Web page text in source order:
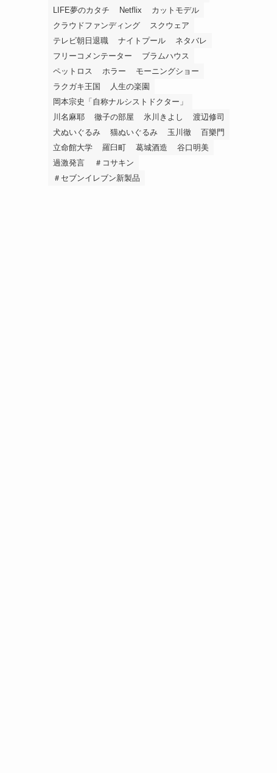
LIFE夢のカタチ
Netflix
カットモデル
クラウドファンディング
スクウェア
テレビ朝日退職
ナイトプール
ネタバレ
フリーコメンテーター
ブラムハウス
ペットロス
ホラー
モーニングショー
ラクガキ王国
人生の楽園
岡本宗史「自称ナルシストドクター」
川名麻耶
徹子の部屋 氷川きよし
渡辺修司
犬ぬいぐるみ
猫ぬいぐるみ 玉川徹
百樂門
立命館大学
羅臼町 葛城酒造
谷口明美
過激発言
＃コサキン
＃セブンイレブン新製品